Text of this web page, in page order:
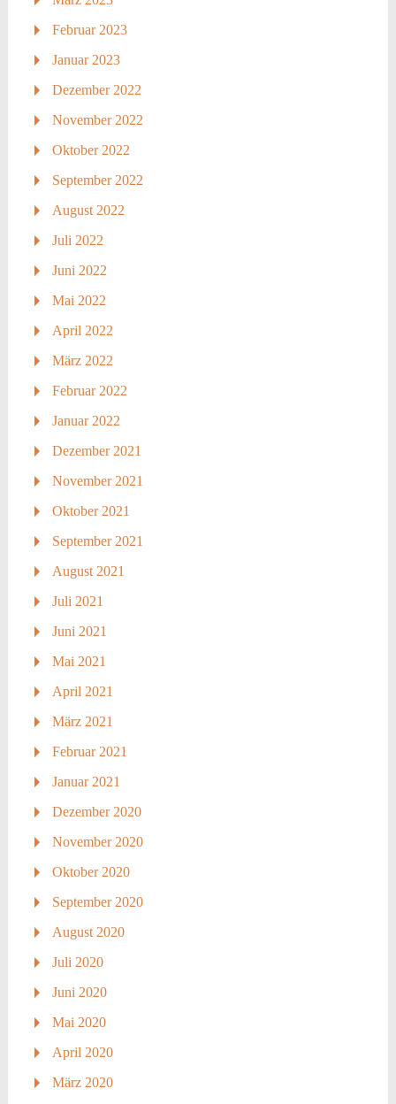
Februar 2023
Januar 2023
Dezember 2022
November 2022
Oktober 2022
September 2022
August 2022
Juli 2022
Juni 2022
Mai 2022
April 2022
März 2022
Februar 2022
Januar 2022
Dezember 2021
November 2021
Oktober 2021
September 2021
August 2021
Juli 2021
Juni 2021
Mai 2021
April 2021
März 2021
Februar 2021
Januar 2021
Dezember 2020
November 2020
Oktober 2020
September 2020
August 2020
Juli 2020
Juni 2020
Mai 2020
April 2020
März 2020